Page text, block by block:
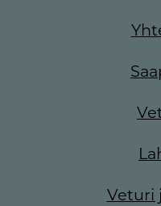
Veturi